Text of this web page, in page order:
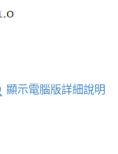
顯示電腦版詳細說明